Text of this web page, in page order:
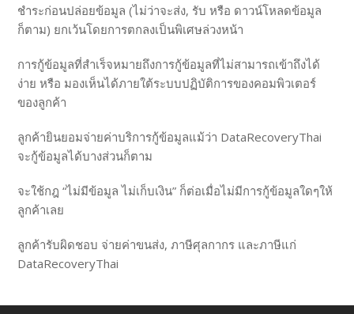
ชำระก่อนปล่อยข้อมูล (ไม่ว่าจะส่ง, รับ หรือ ดาวน์โหลดข้อมูล
ก็ตาม) ยกเว้นโดยการตกลงเป็นพิเศษล่วงหน้า
การกู้ข้อมูลที่สำเร็จหมายถึงการกู้ข้อมูลที่ไม่สามารถเข้าถึงได้
ง่าย หรือ มองเห็นได้ภายใต้ระบบปฏิบัติการของคอมพิวเตอร์
ของลูกค้า
ลูกค้ายินยอมจ่ายค่าบริการกู้ข้อมูลแม้ว่า DataRecoveryThai
จะกู้ข้อมูลได้บางส่วนก็ตาม
จะใช้กฎ “ไม่มีข้อมูล ไม่เก็บเงิน” ก็ต่อเมื่อไม่มีการกู้ข้อมูลใดๆให้
ลูกค้าเลย
ลูกค้ารับผิดชอบ จ่ายค่าขนส่ง, ภาษีศุลกากร และภาษีแก่
DataRecoveryThai